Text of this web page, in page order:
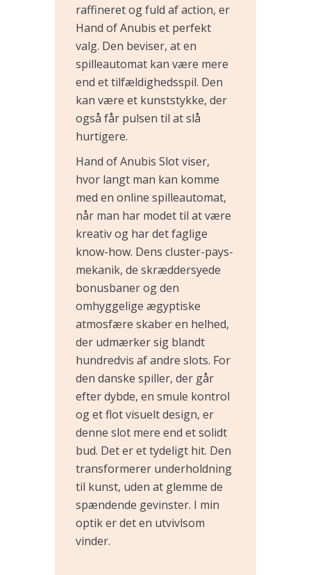
raffineret og fuld af action, er
Hand of Anubis et perfekt
valg. Den beviser, at en
spilleautomat kan være mere
end et tilfældighedsspil. Den
kan være et kunststykke, der
også får pulsen til at slå
hurtigere.
Hand of Anubis Slot viser,
hvor langt man kan komme
med en online spilleautomat,
når man har modet til at være
kreativ og har det faglige
know-how. Dens cluster-pays-
mekanik, de skræddersyede
bonusbaner og den
omhyggelige ægyptiske
atmosfære skaber en helhed,
der udmærker sig blandt
hundredvis af andre slots. For
den danske spiller, der går
efter dybde, en smule kontrol
og et flot visuelt design, er
denne slot mere end et solidt
bud. Det er et tydeligt hit. Den
transformerer underholdning
til kunst, uden at glemme de
spændende gevinster. I min
optik er det en utvivlsom
vinder.